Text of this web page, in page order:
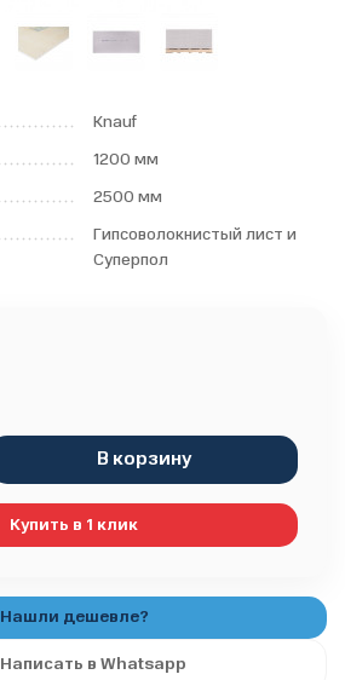
Knauf
1200 мм
2500 мм
Гипсоволокнистый лист и
Суперпол
В корзину
Купить в 1 клик
Написать в Whatsapp